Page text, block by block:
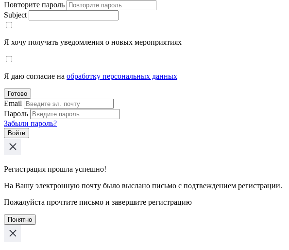
Повторите пароль
Subject
Я хочу получать уведомления о новых мероприятиях
Я даю согласие на обработку персональных данных
Готово
Email
Пароль
Забыли пароль?
Войти
Регистрация прошла успешно!
На Вашу электронную почту было выслано письмо с подтвеждением регистрации.
Пожалуйста прочтите письмо и завершите регистрацию
Понятно